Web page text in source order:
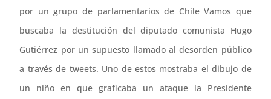
por un grupo de parlamentarios de Chile Vamos que
buscaba la destitución del diputado comunista Hugo
Gutiérrez por un supuesto llamado al desorden público
a través de tweets. Uno de estos mostraba el dibujo de
un niño en que graficaba un ataque la Presidente